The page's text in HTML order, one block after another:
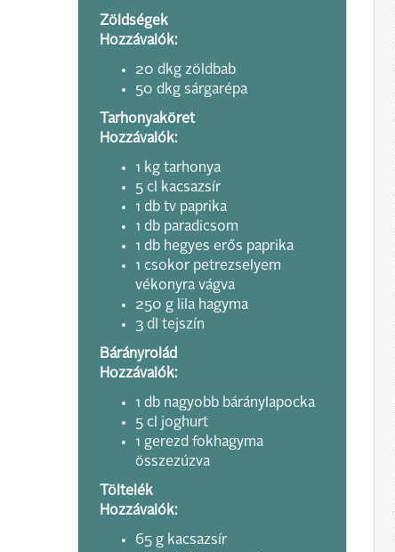
Zöldségek
Hozzávalók:
20 dkg zöldbab
50 dkg sárgarépa
Tarhonyaköret
Hozzávalók:
1 kg tarhonya
5 cl kacsazsír
1 db tv paprika
1 db paradicsom
1 db hegyes erős paprika
1 csokor petrezselyem
vékonyra vágva
250 g lila hagyma
3 dl tejszín
Bárányrolád
Hozzávalók:
1 db nagyobb báránylapocka
5 cl joghurt
1 gerezd fokhagyma
összezúzva
Töltelék
Hozzávalók:
65 g kacsazsír